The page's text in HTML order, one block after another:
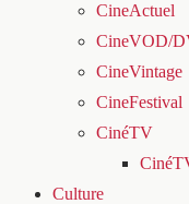
CineActuel
CineVOD/
CineVintage
CineFestival
CinéTV
Culture